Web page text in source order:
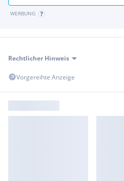
WERBUNG
Rechtlicher Hinweis
Vorgereihte Anzeige